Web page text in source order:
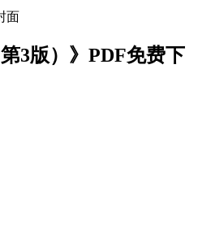
3版）》PDF免费下